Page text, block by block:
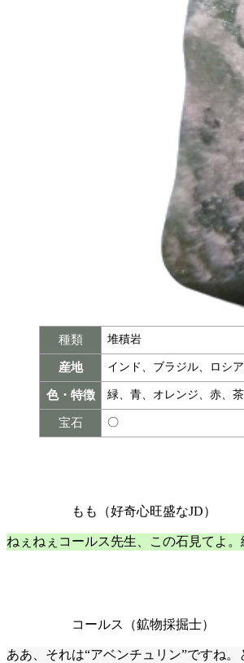
種類 堆積岩
産地 インド、ブラジル、ロシ
色・特徴 緑、青、オレンジ、赤、
宝石 〇
もも（好奇心旺盛なJD）
ねぇねぇコールス先生、この石見てよ
コールス（鉱物採掘士）
ああ、それは“アベンチュリン”ですね。